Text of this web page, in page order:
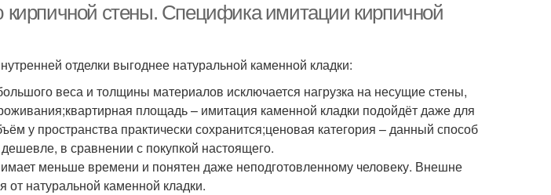
кирпичной стены. Специфика имитации кирпичной
отделки выгоднее натуральной каменной кладки:
веса и толщины материалов исключается нагрузка на несущие стены,
площадь – имитация каменной кладки подойдёт даже для
у пространства практически сохранится;ценовая категория – данный способ
в сравнении с покупкой настоящего.
меньше времени и понятен даже неподготовленному человеку. Внешне
от натуральной каменной кладки.